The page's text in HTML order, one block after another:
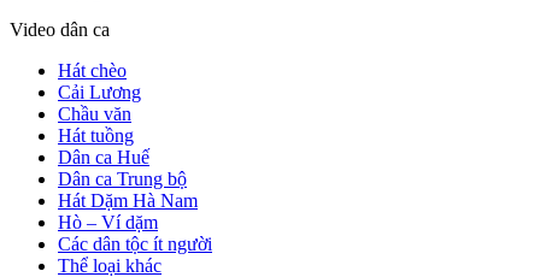
Video dân ca
Hát chèo
Cải Lương
Chầu văn
Hát tuồng
Dân ca Huế
Dân ca Trung bộ
Hát Dặm Hà Nam
Hò – Ví dặm
Các dân tộc ít người
Thể loại khác